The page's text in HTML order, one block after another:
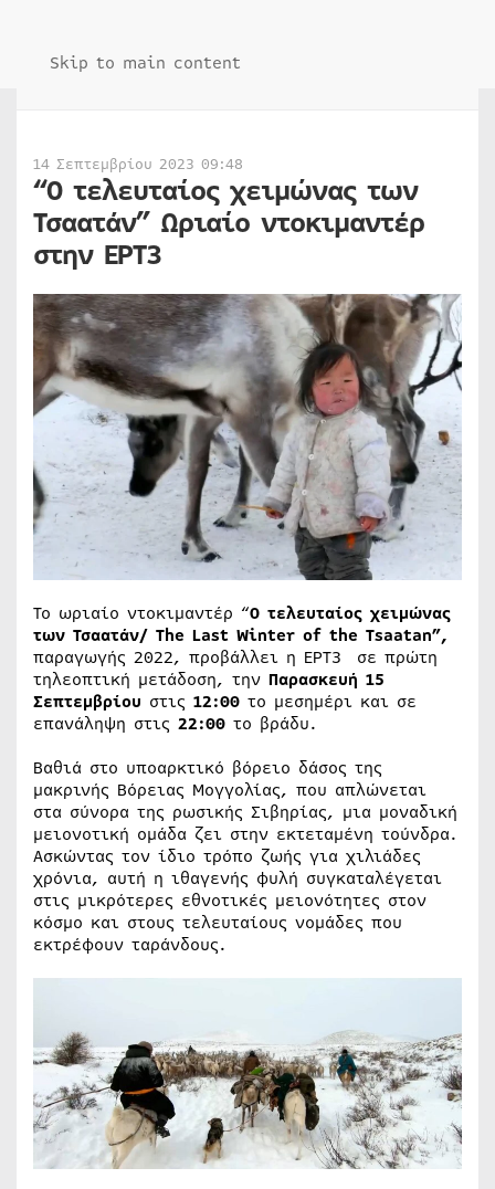
Skip to main content
14 Σεπτεμβρίου 2023 09:48
“Ο τελευταίος χειμώνας των
Τσαατάν” Ωριαίο ντοκιμαντέρ
στην ΕΡΤ3
Το ωριαίο ντοκιμαντέρ “Ο τελευταίος χειμώνας
των Τσαατάν/ The Last Winter of the Tsaatan”,
παραγωγής 2022, προβάλλει η ΕΡΤ3 σε πρώτη
τηλεοπτική μετάδοση, την Παρασκευή 15
Σεπτεμβρίου στις 12:00 το μεσημέρι και σε
επανάληψη στις 22:00 το βράδυ.
Βαθιά στο υποαρκτικό βόρειο δάσος της
μακρινής Βόρειας Μογγολίας, που απλώνεται
στα σύνορα της ρωσικής Σιβηρίας, μια μοναδική
μειονοτική ομάδα ζει στην εκτεταμένη τούνδρα.
Ασκώντας τον ίδιο τρόπο ζωής για χιλιάδες
χρόνια, αυτή η ιθαγενής φυλή συγκαταλέγεται
στις μικρότερες εθνοτικές μειονότητες στον
κόσμο και στους τελευταίους νομάδες που
εκτρέφουν ταράνδους.